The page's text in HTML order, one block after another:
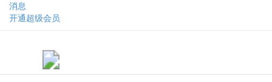
消息
开通超级会员